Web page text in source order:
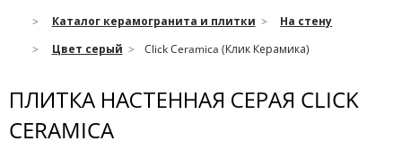
Каталог керамогранита и плитки
На стену
Цвет серый
Click Ceramica (Клик Керамика)
ПЛИТКА НАСТЕННАЯ СЕРАЯ CLICK
CERAMICA